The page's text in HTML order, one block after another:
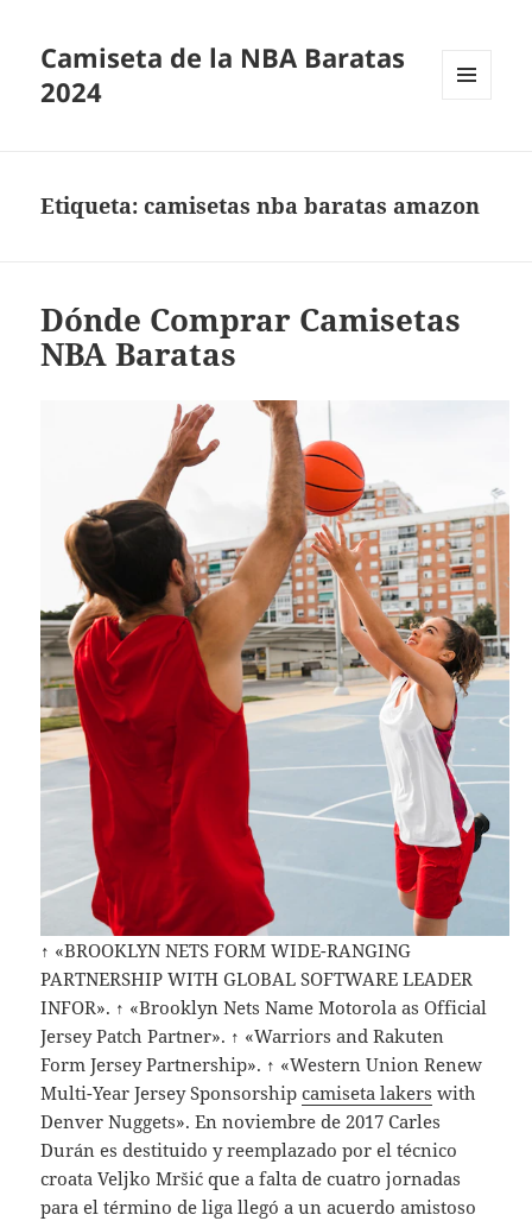
Camiseta de la NBA Baratas
2024
Etiqueta:camisetas nba baratas amazon
Dónde Comprar Camisetas
NBA Baratas
↑ «BROOKLYN NETS FORM WIDE-RANGING
PARTNERSHIP WITH GLOBAL SOFTWARE LEADER
INFOR». ↑ «Brooklyn Nets Name Motorola as Official
Jersey Patch Partner». ↑ «Warriors and Rakuten
Form Jersey Partnership». ↑ «Western Union Renew
Multi-Year Jersey Sponsorshipcamiseta lakers with
Denver Nuggets». En noviembre de 2017 Carles
Durán es destituido y reemplazado por el técnico
croata Veljko Mršić que a falta de cuatro jornadas
para el término de liga llegó a un acuerdo amistoso